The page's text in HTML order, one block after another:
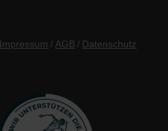
Impressum / AGB / Datenschutz